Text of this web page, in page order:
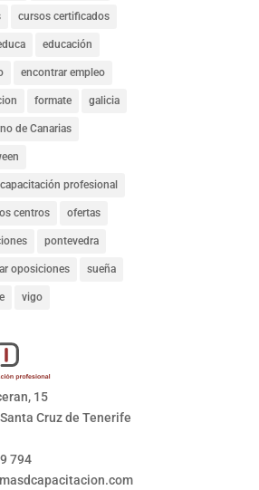
cursos certificados
educación
encontrar empleo
formate galicia
de Canarias
profesional
centros ofertas
pontevedra
oposiciones sueña
vigo
15
Cruz de Tenerife
794